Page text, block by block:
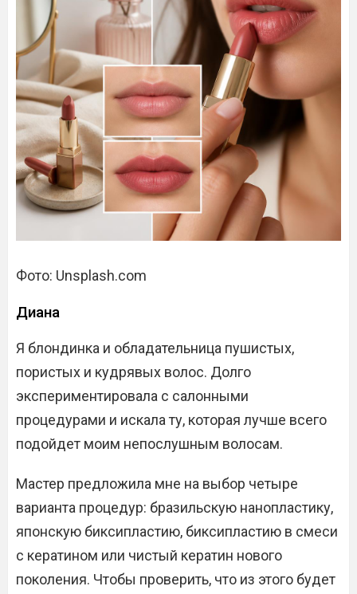
Фото: Unsplash.com
Диана
Я блондинка и обладательница пушистых,
пористых и кудрявых волос. Долго
экспериментировала с салонными
процедурами и искала ту, которая лучше всего
подойдет моим непослушным волосам.
Мастер предложила мне на выбор четыре
варианта процедур: бразильскую нанопластику,
японскую биксипластию, биксипластию в смеси
с кератином или чистый кератин нового
поколения. Чтобы проверить, что из этого будет